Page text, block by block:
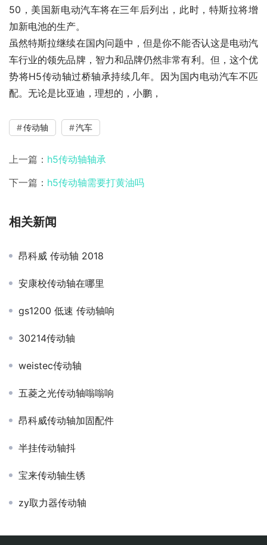
50，美国新电动汽车将在三年后列出，此时，特斯拉将增
加新电池的生产。
虽然特斯拉继续在国内问题中，但是你不能否认这是电动汽
车行业的领先品牌，智力和品牌仍然非常有利。但，这个优
势将H5传动轴过桥轴承持续几年。因为国内电动汽车不匹
配。无论是比亚迪，理想的，小鹏，
传动轴 汽车
上一篇： h5传动轴轴承
下一篇： h5传动轴需要打黄油吗
相关新闻
昂科威 传动轴 2018
安康校传动轴在哪里
gs1200 低速 传动轴响
30214传动轴
weistec传动轴
五菱之光传动轴嗡嗡响
昂科威传动轴加固配件
半挂传动轴抖
宝来传动轴生锈
zy取力器传动轴